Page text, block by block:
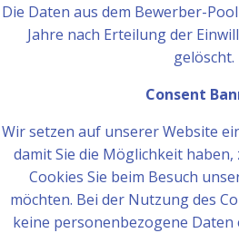
Die Daten aus dem Bewerber-
Jahre nach Erteilung der
gelöscht.
Consent
Wir setzen auf unserer Website
damit Sie die Möglichkeit haben,
Cookies Sie beim Besuch
möchten. Bei der Nutzung des
keine personenbezogene Daten